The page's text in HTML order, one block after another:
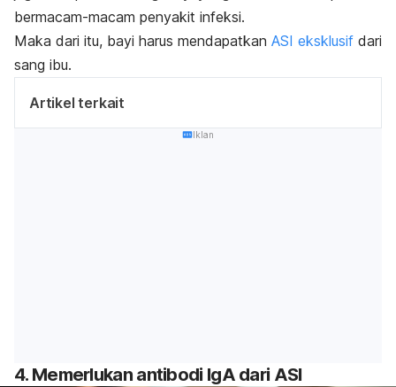
bermacam-macam penyakit infeksi.
Maka dari itu, bayi harus mendapatkan ASI eksklusif dari
sang ibu.
Artikel terkait
Iklan
4. Memerlukan antibodi IgA dari ASI